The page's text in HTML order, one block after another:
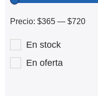
Precio: $365 — $720
En stock
En oferta